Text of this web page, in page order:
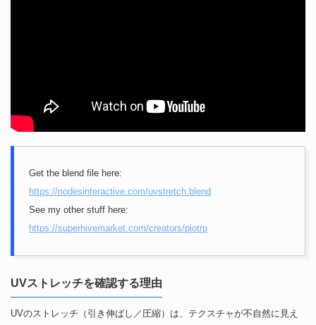
Get the blend file here:
https://nodesinteractive.com/uvstretch.blend
See my other stuff here:
https://superhivemarket.com/creators/piotrp
UVストレッチを確認する理由
UVのストレッチ（引き伸ばし／圧縮）は、テクスチャが不自然に見え